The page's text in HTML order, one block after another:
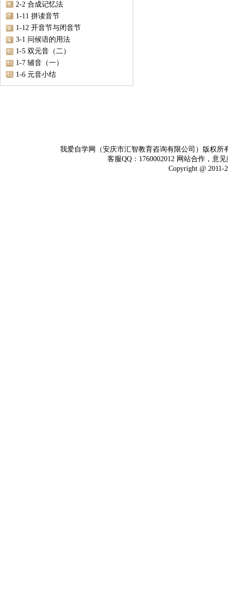
2-2 合成记忆法
1-11 拼读音节
1-12 开音节与闭音节
3-1 问候语的用法
1-5 双元音（二）
1-7 辅音（一）
1-6 元音小结
我爱自学网（安庆市汇智教育咨询有限公司）版权
客服QQ：1760002012 网站合作，意
Copyright @